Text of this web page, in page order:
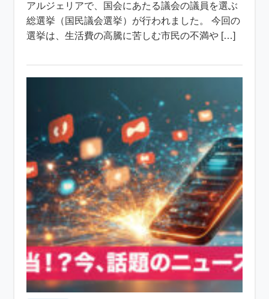
アルジェリアで、国会にあたる議会の議員を選ぶ
総選挙（国民議会選挙）が行われました。 今回の
選挙は、生活費の高騰に苦しむ市民の不満や […]